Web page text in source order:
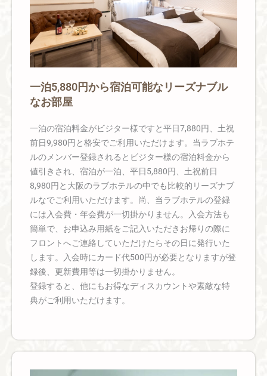
一泊5,880円から宿泊可能なリーズナブル
なお部屋
一泊の宿泊料金がビジター様ですと平日7,880円、土祝
前日9,980円と格安でご利用いただけます。当ラブホテ
ルのメンバー登録されるとビジター様の宿泊料金から
値引きされ、宿泊が一泊、平日5,880円、土祝前日
8,980円と大阪のラブホテルの中でも比較的リーズナブ
ルなでご利用いただけます。尚、当ラブホテルの登録
には入会費・年会費が一切掛かりません。入会方法も
簡単で、お申込み用紙をご記入いただきお帰りの際に
フロントへご連絡していただけたらその日に発行いた
します。入会時にカード代500円が必要となりますが登
録後、更新費用等は一切掛かりません。
登録すると、他にもお得なディスカウントや素敵な特
典がご利用いただけます。